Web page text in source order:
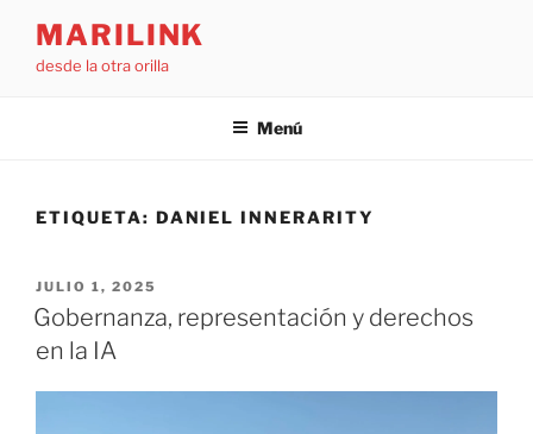
contenido
MARILINK
desde la otra orilla
Menú
ETIQUETA: DANIEL INNERARITY
PUBLICADO
EL
JULIO 1, 2025
Gobernanza, representación y derechos
en la IA